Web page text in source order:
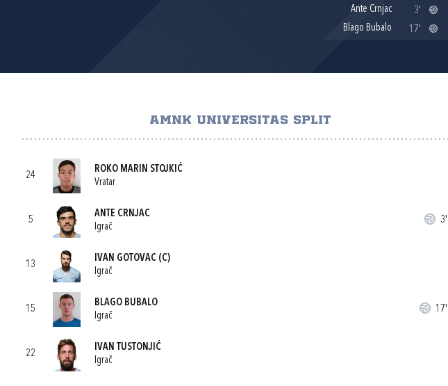
Ante Crnjac
3'
Blago Bubalo
17'
AMNK UNIVERSITAS SPLIT
24
ROKO MARIN STOJKIĆ
Vratar
5
ANTE CRNJAC
Igrač
3'
13
IVAN GOTOVAC (C)
Igrač
15
BLAGO BUBALO
Igrač
17'
22
IVAN TUSTONJIĆ
Igrač